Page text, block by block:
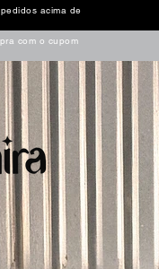
acima de
com o cupom